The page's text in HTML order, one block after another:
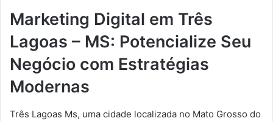
Marketing Digital em Três
Lagoas – MS: Potencialize Seu
Negócio com Estratégias
Modernas
Três Lagoas Ms, uma cidade localizada no Mato Grosso do